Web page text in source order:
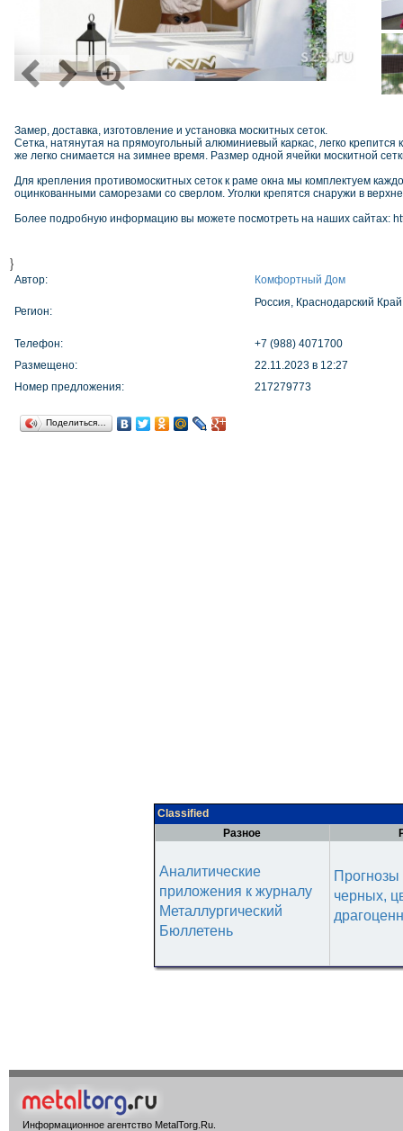
Замер, доставка, изготовление и установка москитных сеток.
Сетка, натянутая на прямоугольный алюминиевый каркас, легко
же легко снимается на зимнее время. Размер одной ячейки москитной
Для крепления противомоскитных сеток к раме окна мы комплектуем
оцинкованными саморезами со сверлом. Уголки крепятся снаружи в
Более подробную информацию вы можете посмотреть на наших сайтах:
}
Автор: Комфортный Дом
Регион:
Россия, Краснодарский Край
Телефон:
+7 (988) 4071700
Размещено:
22.11.2023 в 12:27
Номер предложения:
217279773
Поделиться…
Classified
Разное
Аналитические
приложения к журналу
Металлургический
Бюллетень
черных,
Информационное агентство MetalTorg.Ru